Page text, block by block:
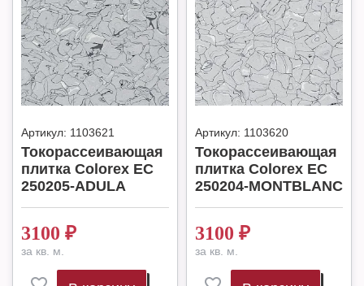
Артикул: 1103621
Токорассеивающая
плитка Colorex EC
250205-ADULA
3100 ₽
за кв. м.
Артикул: 1103620
Токорассеивающая
плитка Colorex EC
250204-MONTBLANC
3100 ₽
за кв. м.